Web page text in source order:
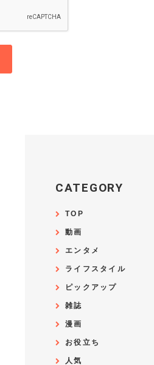
CATEGORY
TOP
動画
エンタメ
ライフスタイル
ピックアップ
雑誌
漫画
お役立ち
人気